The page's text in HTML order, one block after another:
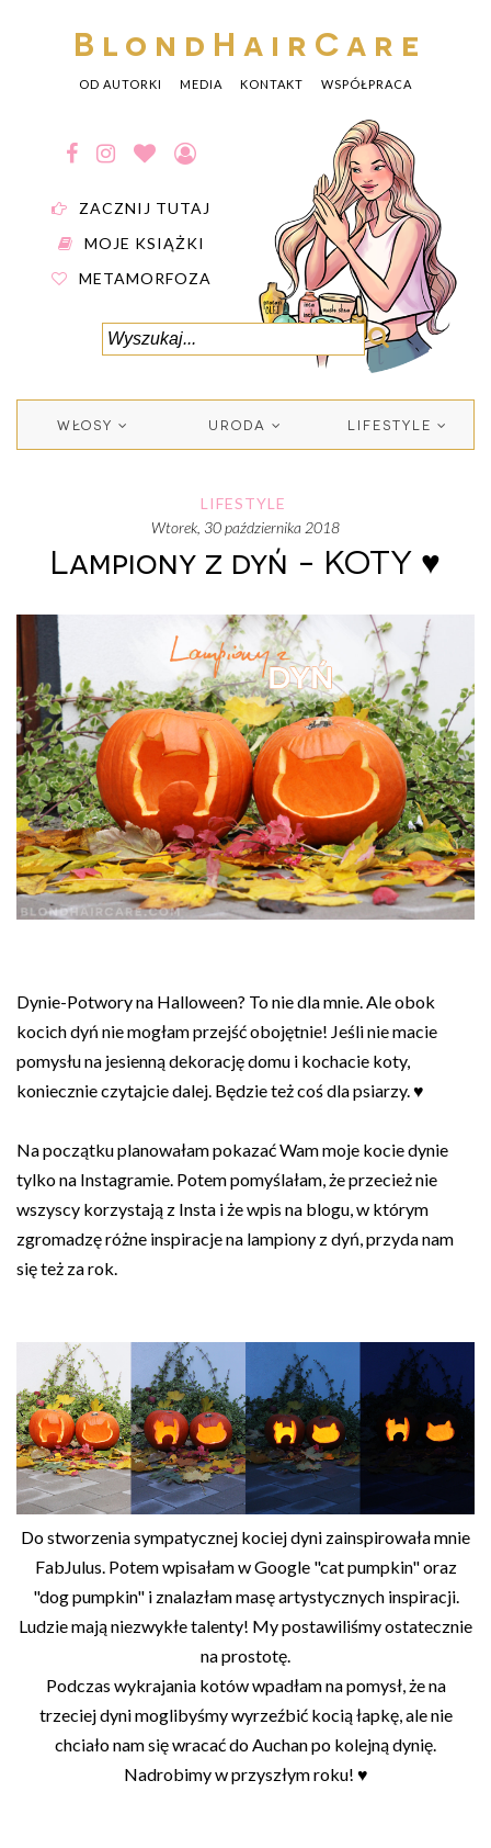
BlondHairCare
OD AUTORKI MEDIA KONTAKT WSPÓŁPRACA
ZACZNIJ TUTAJ
MOJE KSIĄŻKI
METAMORFOZA
WŁOSY URODA LIFESTYLE
LIFESTYLE
wtorek, 30 października 2018
Lampiony z dyń - KOTY ♥
Dynie-Potwory na Halloween? To nie dla mnie. Ale obok
kocich dyń nie mogłam przejść obojętnie! Jeśli nie macie
pomysłu na jesienną dekorację domu i kochacie koty,
koniecznie czytajcie dalej. Będzie też coś dla psiarzy. ♥
Na początku planowałam pokazać Wam moje kocie dynie
tylko na Instagramie. Potem pomyślałam, że przecież nie
wszyscy korzystają z Insta i że wpis na blogu, w którym
zgromadzę różne inspiracje na lampiony z dyń, przyda nam
się też za rok.
Do stworzenia sympatycznej kociej dyni zainspirowała mnie
FabJulus. Potem wpisałam w Google "cat pumpkin" oraz
"dog pumpkin" i znalazłam masę artystycznych inspiracji.
Ludzie mają niezwykłe talenty! My postawiliśmy ostatecznie
na prostotę.
Podczas wykrajania kotów wpadłam na pomysł, że na
trzeciej dyni moglibyśmy wyrzeźbić kocią łapkę, ale nie
chciało nam się wracać do Auchan po kolejną dynię.
Nadrobimy w przyszłym roku! ♥